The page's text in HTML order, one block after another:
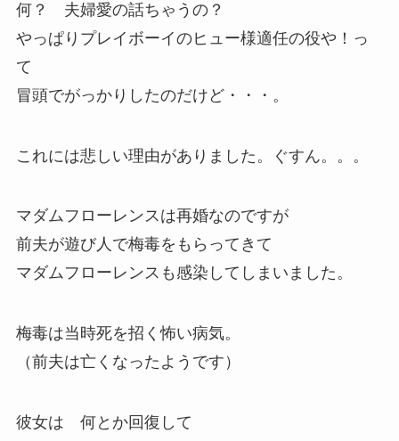
何？ 夫婦愛の話ちゃうの？
やっぱりプレイボーイのヒュー様適任の役や！っ
て
冒頭でがっかりしたのだけど・・・。
これには悲しい理由がありました。ぐすん。。。
マダムフローレンスは再婚なのですが
前夫が遊び人で梅毒をもらってきて
マダムフローレンスも感染してしまいました。
梅毒は当時死を招く怖い病気。
（前夫は亡くなったようです）
彼女は 何とか回復して